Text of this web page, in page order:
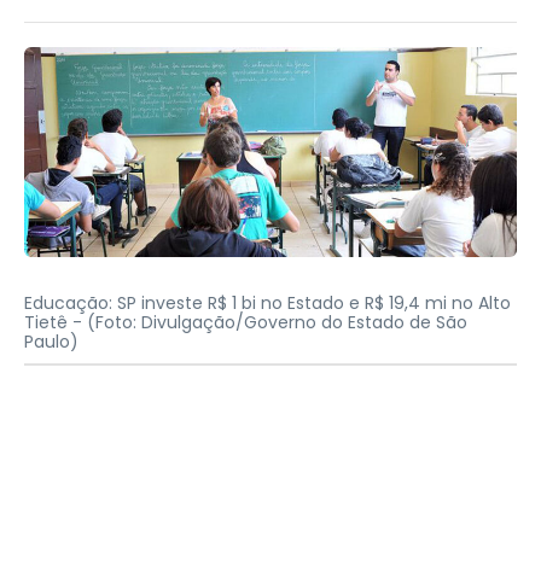
Educação: SP investe R$ 1 bi no Estado e R$ 19,4 mi no Alto
Tietê -(Foto: Divulgação/Governo do Estado de São
Paulo)